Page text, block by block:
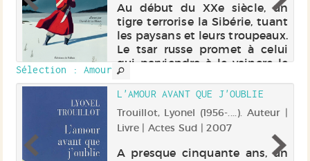
Au début du XXe siècle, un
tigre terrorise la Sibérie, tuant
les paysans et leurs troupeaux.
Le tsar russe promet à celui
qui parviendra à le vaincre le
poids de l'animal en pièces
d'or. L'appât du gain attire les
Sélection : Amour
L'AMOUR AVANT QUE J'OUBLIE
Trouillot, Lyonel (1956-....). Auteur |
Livre | Actes Sud | 2007
A presque cinquante ans, un